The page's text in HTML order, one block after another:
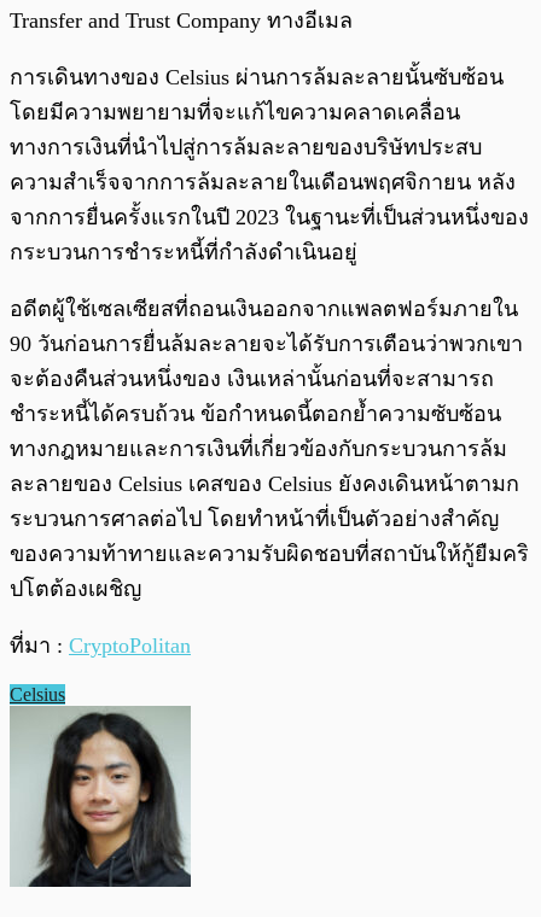
Transfer and Trust Company ทางอีเมล
การเดินทางของ Celsius ผ่านการล้มละลายนั้นซับซ้อน
โดยมีความพยายามที่จะแก้ไขความคลาดเคลื่อน
ทางการเงินที่นำไปสู่การล้มละลายของบริษัทประสบ
ความสำเร็จจากการล้มละลายในเดือนพฤศจิกายน หลัง
จากการยื่นครั้งแรกในปี 2023 ในฐานะที่เป็นส่วนหนึ่งของ
กระบวนการชำระหนี้ที่กำลังดำเนินอยู่
อดีตผู้ใช้เซลเซียสที่ถอนเงินออกจากแพลตฟอร์มภายใน
90 วันก่อนการยื่นล้มละลายจะได้รับการเตือนว่าพวกเขา
จะต้องคืนส่วนหนึ่งของ เงินเหล่านั้นก่อนที่จะสามารถ
ชำระหนี้ได้ครบถ้วน ข้อกำหนดนี้ตอกย้ำความซับซ้อน
ทางกฎหมายและการเงินที่เกี่ยวข้องกับกระบวนการล้ม
ละลายของ Celsius เคสของ Celsius ยังคงเดินหน้าตามก
ระบวนการศาลต่อไป โดยทำหน้าที่เป็นตัวอย่างสำคัญ
ของความท้าทายและความรับผิดชอบที่สถาบันให้กู้ยืมคริ
ปโตต้องเผชิญ
ที่มา : CryptoPolitan
Celsius